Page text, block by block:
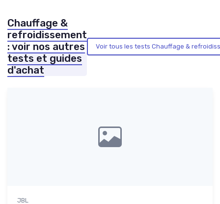
Chauffage &
refroidissement
: voir nos autres
tests et guides
d'achat
Voir tous les tests Chauffage &
JBL